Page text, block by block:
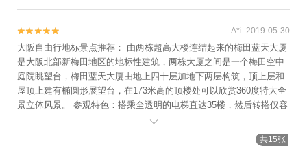

 A*i 2019-05-30
大阪自由行地标景点推荐： 由两栋超高大楼连结起来的梅田蓝天大厦
是大阪北部新梅田地区的地标性建筑，两栋大厦之间是一个梅田空中
庭院眺望台，梅田蓝天大厦由地上四十层加地下两层构筑，顶上层和
屋顶上建有椭圆形展望台，在173米高的顶楼处可以欣赏360度特大全
景立体风景。 参观特色：搭乘全透明的电梯直达35楼，然后转搭仅容
一人同行的扶梯，自动扶梯在半透明的拱形通道内前行，一路坐到39
楼的售票处和观景台入口。 从大楼下方抬头张望，就可以发现这一上
一下两座扶梯，竟是悬空在左右两栋大楼之间，直通顶层椭圆形平

共15张